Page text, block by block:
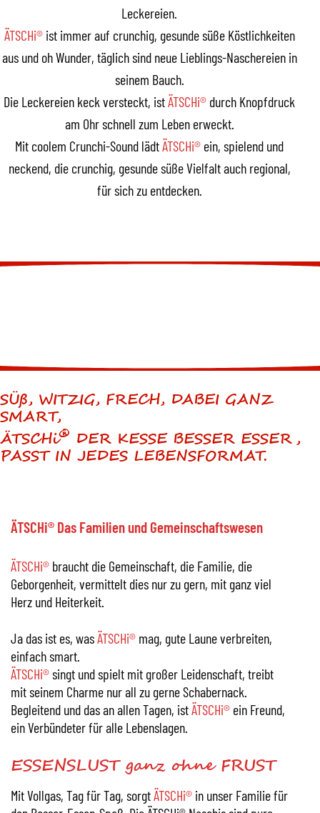
Leckereien.
ÄTSCHi®ist immer auf crunchig, gesunde süße Köstlichkeiten
aus und oh Wunder, täglich sind neue Lieblings-Naschereien in
seinem Bauch.
Die Leckereien keck versteckt, istÄTSCHi® durch Knopfdruck
am Ohr schnell zum Leben erweckt.
Mit coolem Crunchi-Sound lädtÄTSCHi® ein, spielend und
neckend, die crunchig, gesunde süße Vielfalt auch regional,
für sich zu entdecken.
SÜß, WITZIG, FRECH, DABEI GANZ
SMART,
ÄTSCHi® DER KESSE BESSER ESSER,
PASST IN JEDES LEBENSFORMAT.
ÄTSCHi® Das Familien und Gemeinschaftswesen
ÄTSCHi® braucht die Gemeinschaft, die Familie, die
Geborgenheit, vermittelt dies nur zu gern, mit ganz viel
Herz und Heiterkeit.
Ja das ist es, wasÄTSCHi® mag, gute Laune verbreiten,
einfach smart.
ÄTSCHi®singt und spielt mit großer Leidenschaft, treibt
mit seinem Charme nur all zu gerne Schabernack.
Begleitend und das an allen Tagen, istÄTSCHi® ein Freund,
ein Verbündeter für alle Lebenslagen.
ESSENSLUST ganz ohne FRUST
Mit Vollgas, Tag für Tag, sorgtÄTSCHi® in unser Familie für